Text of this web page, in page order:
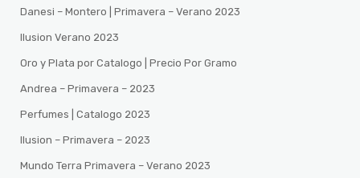
Danesi – Montero | Primavera – Verano 2023
Ilusion Verano 2023
Oro y Plata por Catalogo | Precio Por Gramo
Andrea – Primavera – 2023
Perfumes | Catalogo 2023
Ilusion – Primavera – 2023
Mundo Terra Primavera – Verano 2023